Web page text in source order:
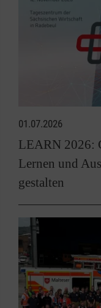
01.07.2026
LEARN 2026:
Lernen und
gestalten